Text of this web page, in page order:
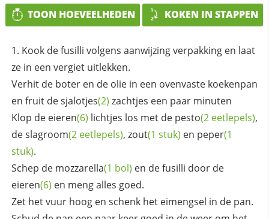
TOON HOEVEELHEDEN KOKEN IN STAPPEN
Kook de fusilli volgens aanwijzing verpakking en laat
ze in een vergiet uitlekken.
Verhit de boter en de olie in een ovenvaste koekenpan
en fruit desjalotjes(2) zachtjes een paar minuten
Klop de eieren(6) lichtjes los met de pesto(2 eetlepels),
deslagroom(2 eetlepels), zout(1 stuk) en peper(1
stuk).
Schep de mozzarella(1 bol) en de fusilli door de
eieren(6) en meng alles goed.
Zet het vuur hoog en schenk het eimengsel in de pan.